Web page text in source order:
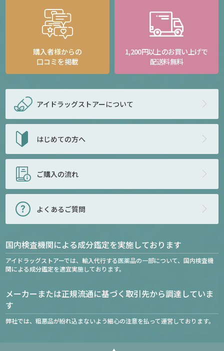
購入者様からの
口コミを掲載
1,200円以上のお買い上げで
配送料無料
アイドラッグストアーについて
はじめての方へ
ご購入の流れ
よくあるご質問
国内検査機関による成分鑑定を実施しております
アイドラッグストアーでは、輸入代行する医薬品の一部について、国内検査機
関による成分鑑定を適宜実施しております。
メーカーまたは正規流通に基づく取引先から調達していま
す
弊社では、粗悪品が紛れ込まないよう細心の注意を払って運営しております。